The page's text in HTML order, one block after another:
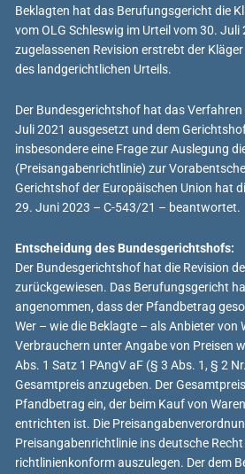
Beklagten hat das Berufungsgericht die
vom OLG Schleswig im Urteil vom 30.
zugelassenen Revision erstrebt der
des landgerichtlichen Urteils.
Der Bundesgerichtshof hat das
Juli 2021 ausgesetzt und dem
insbesondere eine Frage zur Auslegung
(Preisangabenrichtlinie) zur
Gerichtshof der Europäischen Union hat
29. Juni 2023 – C-543/21 – beantwortet.
Entscheidung des Bundesgerichtshofs:
Der Bundesgerichtshof hat die Revision
zurückgewiesen. Das Berufungsgericht
angenommen, dass der Pfandbetrag
Wer – wie die Beklagte – als Anbieter von
Verbrauchern unter Angabe von Preisen
Abs. 1 Satz 1 PAngV aF (§ 3 Abs. 1, § 2
Gesamtpreis anzugeben. Der
Pfandbetrag ein, der beim Kauf von
entrichten ist. Die
Preisangabenrichtlinie ins deutsche
richtlinienkonform auszulegen. Der dem